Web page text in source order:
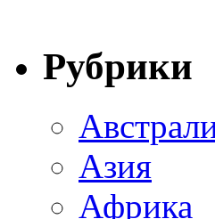
Рубрики
Азия
Африка